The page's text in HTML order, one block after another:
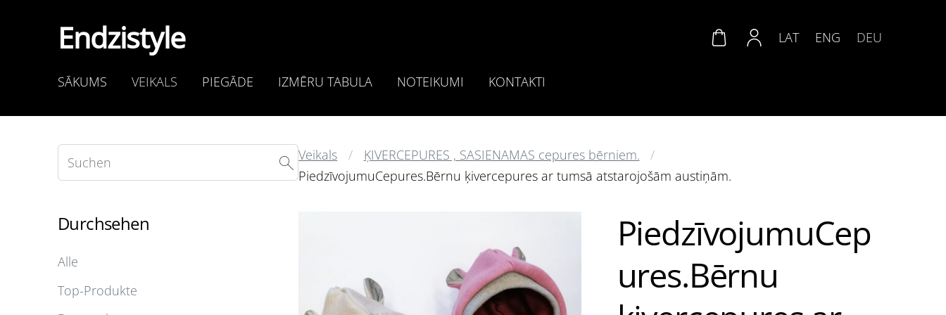
Endzistyle
SĀKUMS VEIKALS PIEGĀDE IZMĒRU TABULA NOTEIKUMI KONTAKTI
LAT ENG DEU
Durchsehen
Alle
Top-Produkte
Veikals
ĶIVERCEPURES , SASIENAMAS cepures bērniem.
PiedzīvojumuCepures.Bērnu ķivercepures ar tumsā atstarojošām austiņām.
PiedzīvojumuCep
ures.Bērnu